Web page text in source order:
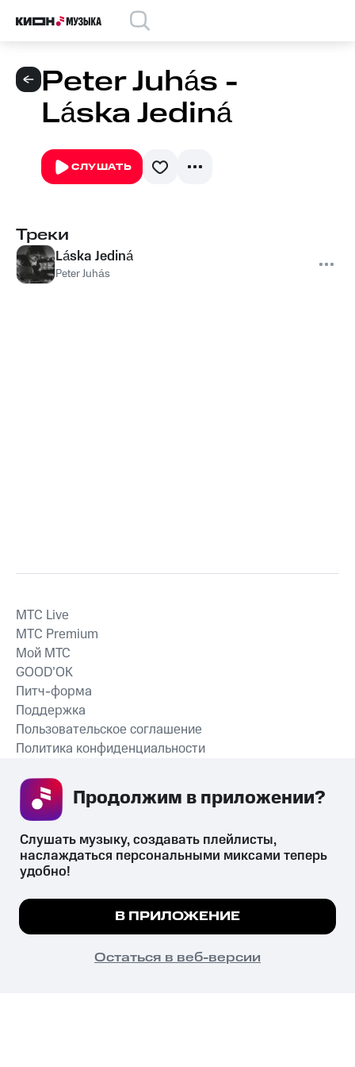
Peter Juhás -
Láska Jediná
СЛУШАТЬ
Треки
Láska Jediná
Peter Juhás
СКАЧАТЬ ПРИЛОЖЕНИЕ
MTС Live
MTС Premium
Мой МТС
GOOD’OK
Питч-форма
Поддержка
Пользовательское соглашение
Политика конфиденциальности
психотропных веществ, их аналогов причиняет вред здоровью,
их незаконный оборот запрещён и влечёт установленную
законодательством ответственность.
© 2026 ООО «КИОН».
Все права защищены
Мы используем куки, чтобы на сайте все
Подробнее
ПОНЯТНО
Слушать музыку, создавать плейлисты,
наслаждаться персональными миксами теперь
удобно!
В ПРИЛОЖЕНИЕ
Остаться в веб-версии